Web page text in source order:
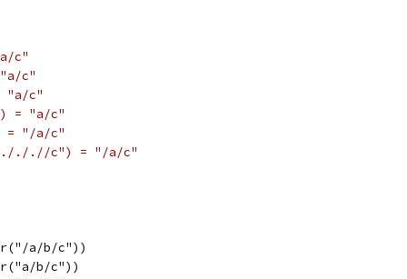
c"
c"
"a/c"
= "a/c"
= "/a/c"
././/c") = "/a/c"
a/b/c"))
b/c"))